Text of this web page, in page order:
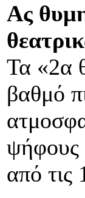
Ας
Τα «2α
βαθμό
ψήφους
από τις